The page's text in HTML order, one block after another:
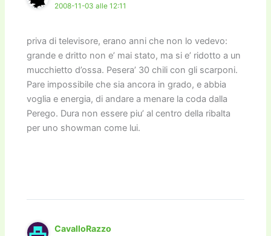
2008-11-03 alle 12:11
priva di televisore, erano anni che non lo vedevo:
grande e dritto non e’ mai stato, ma si e’ ridotto a un
mucchietto d’ossa. Pesera’ 30 chili con gli scarponi.
Pare impossibile che sia ancora in grado, e abbia
voglia e energia, di andare a menare la coda dalla
Perego. Dura non essere piu’ al centro della ribalta
per uno showman come lui.
CavalloRazzo